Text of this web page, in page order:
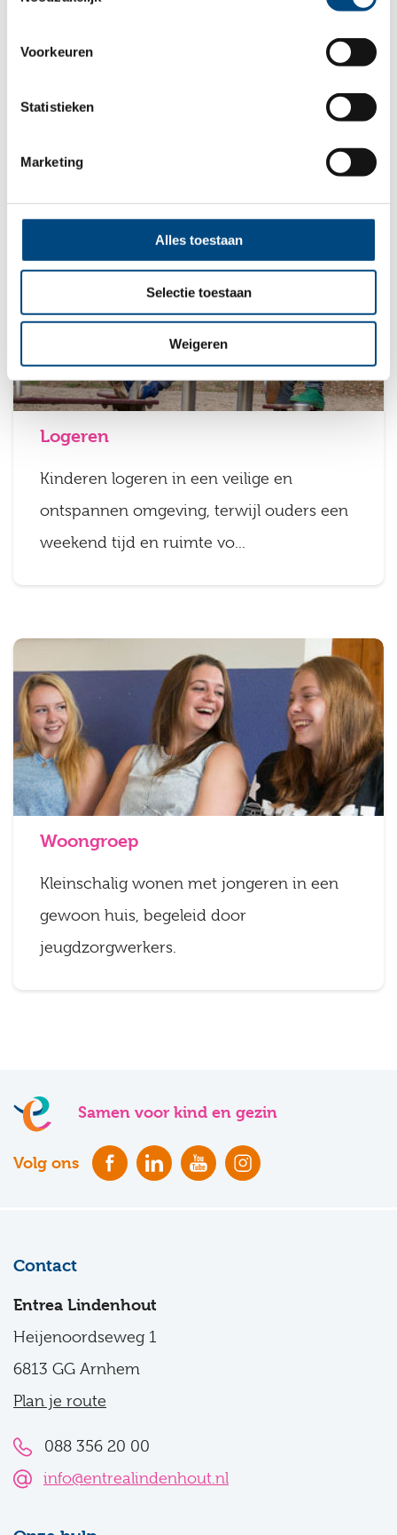
Voorkeuren
Statistieken
Marketing
Alles toestaan
Selectie toestaan
Weigeren
situaties of gebeurtenissen kunnen
Logeren
Kinderen logeren in een veilige en
ontspannen omgeving, terwijl ouders een
weekend tijd en ruimte vo...
Woongroep
Kleinschalig wonen met jongeren in een
gewoon huis, begeleid door
jeugdzorgwerkers.
Samen voor kind en gezin
Volg ons
Contact
Entrea Lindenhout
Heijenoordseweg 1
6813 GG Arnhem
Plan je route
088 356 20 00
info@entrealindenhout.nl